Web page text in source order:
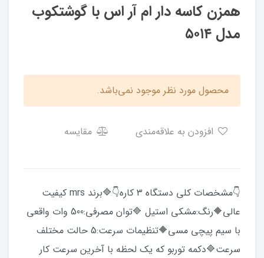
همزن کاسه دار ام آر اس با گوشتکوب
مدل ۵۰۱۴
محصول مورد نظر موجود نمی‌باشد.
مقایسه
👇مشخصات کلی دستگاه ۳ کاره👇🔷️برند mrs کیفیت
عالی🔶️رنگ:مشکی استیل 🔷️توان مصرفی:500 وات واقعی
با سیم پیچی مسی🔶️تنظیمات سرعت:5 حالت مختلف
سرعت🔷️دکمه توربو که یک لحظه با آخرین سرعت کار